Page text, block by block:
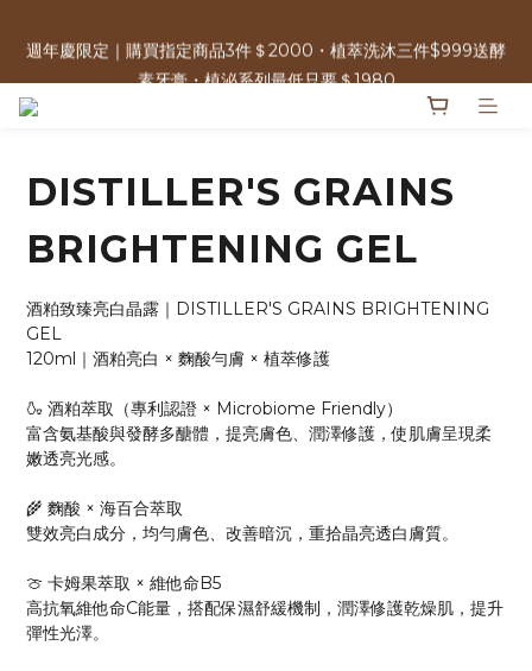
素牙膏・植泌系列最低只要＄1980
素牙膏・植泌系列最低只要＄1980
免運優惠中 | 07/17-07/17 週年慶加碼 全館0元免運日
素牙膏・植泌系列最低只要＄1980
DISTILLER'S GRAINS
BRIGHTENING GEL
酒粕致臻亮白晶露｜DISTILLER'S GRAINS BRIGHTENING
GEL
120ml｜酒粕亮白 × 麴酸勻膚 × 植萃修護
🍶 酒粕萃取（專利認證 × Microbiome Friendly）
富含氨基酸與發酵多醣體，提亮膚色、潤澤修護，使肌膚呈現柔
嫩透亮光感。
🌾 麴酸 × 海百合萃取
雙效亮白成分，均勻膚色、改善暗沉，重拾晶亮透白膚質。
🍈 卡姆果萃取 × 維他命B5
高抗氧維他命C能量，搭配保濕舒緩機制，潤澤修護乾燥肌，提升
彈性光澤。